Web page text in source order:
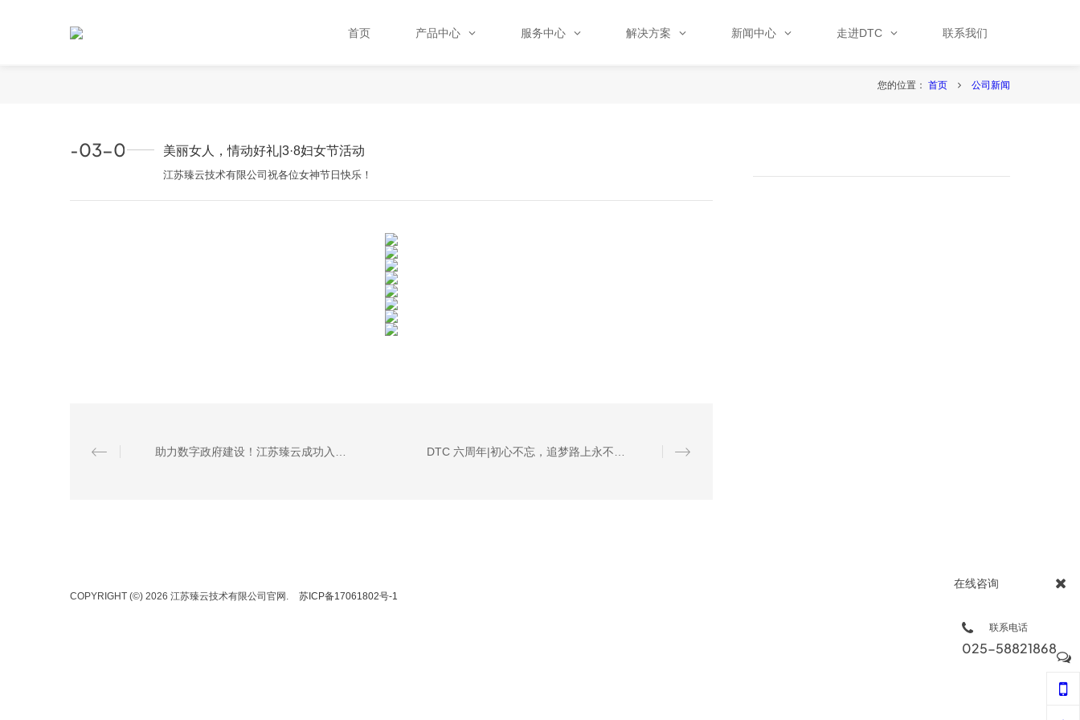
首页 产品中心 服务中心 解决方案 新闻中心 走进DTC 联系我们
您的位置： 首页 公司新闻
美丽女人，情动好礼|3·8妇女节活动
2023-03-08 00:00:00
江苏臻云技术有限公司祝各位女神节日快乐！
COPYRIGHT (©) 2026 江苏臻云技术有限公司官网. 苏ICP备17061802号-1
在线咨询
联系电话
025-58821868